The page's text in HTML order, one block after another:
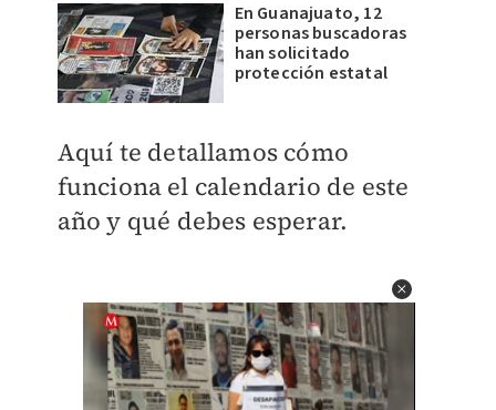
En Guanajuato, 12
personas buscadoras
han solicitado
protección estatal
Aquí te detallamos cómo
funciona el calendario de este
año y qué debes esperar.